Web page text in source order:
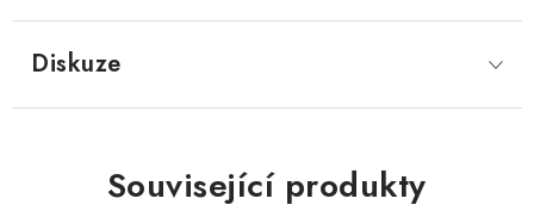
Diskuze
Související produkty